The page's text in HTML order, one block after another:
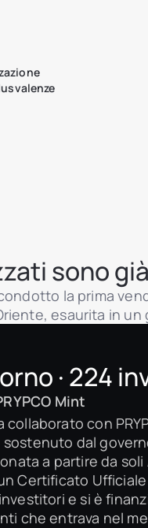
sono
la prima
esaurita in un
· 224
Mint
con
dal
a partire da
Certificato
e si è
che entrava nel